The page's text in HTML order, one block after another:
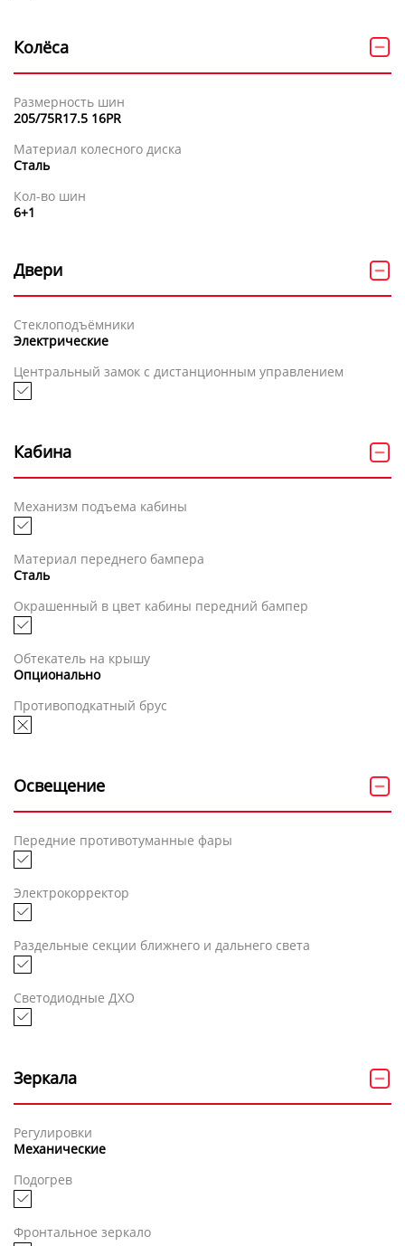
Колёса
Размерность шин
205/75R17.5 16PR
Материал колесного диска
Сталь
Кол-во шин
6+1
Двери
Стеклоподъёмники
Электрические
Центральный замок с дистанционным управлением
Кабина
Механизм подъема кабины
Материал переднего бампера
Сталь
Окрашенный в цвет кабины передний бампер
Обтекатель на крышу
Опционально
Противоподкатный брус
Освещение
Передние противотуманные фары
Электрокорректор
Раздельные секции ближнего и дальнего света
Светодиодные ДХО
Зеркала
Регулировки
Механические
Подогрев
Фронтальное зеркало